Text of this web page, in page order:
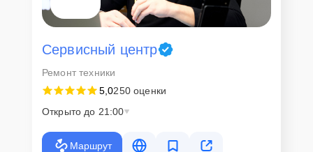
Сервисный центр
Ремонт техники
5,0250 оценки
Открыто до 21:00
Маршрут